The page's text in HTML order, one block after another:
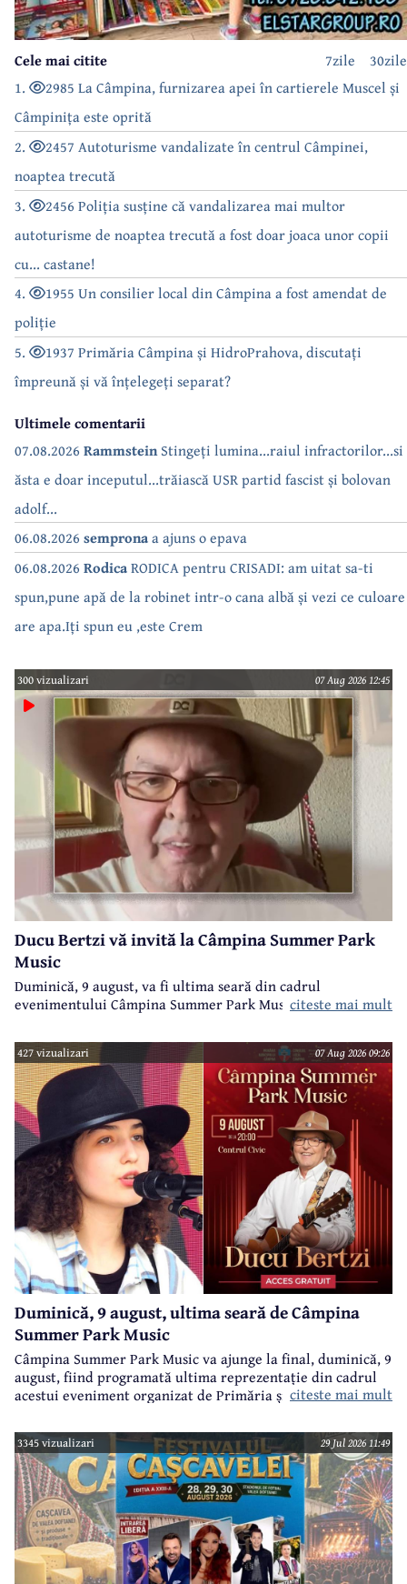
30zile
7zile
Cele mai citite
1.
2985 La Câmpina, furnizarea apei în cartierele Muscel și
Câmpinița este oprită
2.
2457 Autoturisme vandalizate în centrul Câmpinei,
noaptea trecută
3.
2456 Poliția susține că vandalizarea mai multor
autoturisme de noaptea trecută a fost doar joaca unor copii
cu... castane!
4.
1955 Un consilier local din Câmpina a fost amendat de
poliție
5.
1937 Primăria Câmpina și HidroPrahova, discutați
împreună și vă înțelegeți separat?
Ultimele comentarii
07.08.2026 RammsteinStingeți lumina...raiul infractorilor...si
ăsta e doar inceputul...trăiască USR partid fascist și bolovan
adolf...
06.08.2026 sempronaa ajuns o epava
06.08.2026 RodicaRODICA pentru CRISADI: am uitat sa-ti
spun,pune apă de la robinet intr-o cana albă și vezi ce culoare
are apa.Iți spun eu ,este Crem
300 vizualizari 07 Aug 2026 12:45
Ducu Bertzi vă invită la Câmpina Summer Park
Music
Duminică, 9 august, va fi ultima seară din cadrul
evenimentului Câmpina Summer Park Music 2026.citeste mai mult
427 vizualizari 07 Aug 2026 09:26
Duminică, 9 august, ultima seară de Câmpina
Summer Park Music
Câmpina Summer Park Music va ajunge la final, duminică, 9
august, fiind programată ultima reprezentație din cadrul
acestui eveniment organizat de Primăria și Consiliul Local
citeste mai mult
3345 vizualizari 29 Jul 2026 11:49